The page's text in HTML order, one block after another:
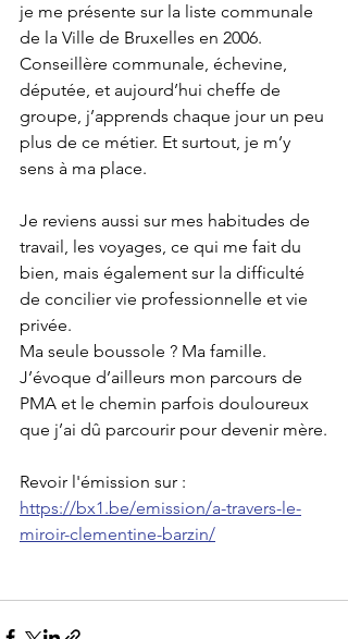
je me présente sur la liste communale
de la Ville de Bruxelles en 2006.
Conseillère communale, échevine,
députée, et aujourd’hui cheffe de
groupe, j’apprends chaque jour un peu
plus de ce métier. Et surtout, je m’y
sens à ma place.
Je reviens aussi sur mes habitudes de
travail, les voyages, ce qui me fait du
bien, mais également sur la difficulté
de concilier vie professionnelle et vie
privée.
Ma seule boussole ? Ma famille.
J’évoque d’ailleurs mon parcours de
PMA et le chemin parfois douloureux
que j’ai dû parcourir pour devenir mère.
Revoir l'émission sur :
https://bx1.be/emission/a-travers-le-
miroir-clementine-barzin/